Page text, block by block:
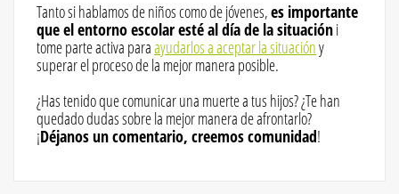
Tanto si hablamos de niños como de jóvenes,es importante
que el entorno escolar esté al día de la situacióni
tome parte activa paraayudarlos a aceptar la situacióny
superar el proceso de la mejor manera posible.
¿Has tenido que comunicar una muerte a tus hijos? ¿Te han
quedado dudas sobre la mejor manera de afrontarlo?
¡Déjanos un comentario, creemos comunidad!